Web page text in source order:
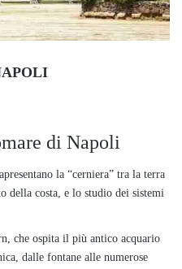
di Napoli
la “cerniera” tra la terra
della costa, e lo studio dei sistemi
che ospita il più antico acquario
dalle fontane alle numerose